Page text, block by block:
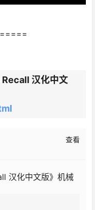
汉化中文
查看
汉化中文版》机械